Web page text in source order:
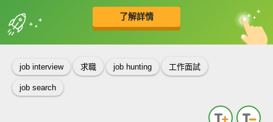
了解詳情
收錄佳句 中
英
job interview 求職 job hunting 工作面試
job search